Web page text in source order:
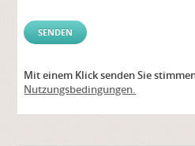
Mit einem Klick senden Sie
Nutzungsbedingungen.